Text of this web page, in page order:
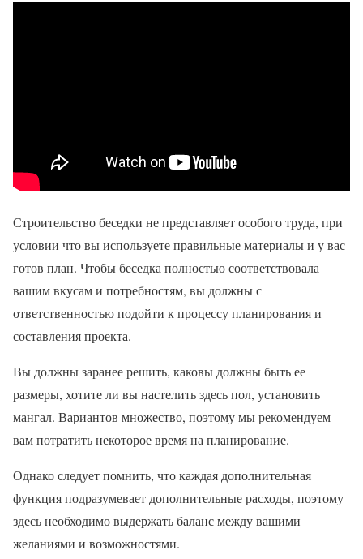
Строительство беседки не представляет особого труда, при
условии что вы используете правильные материалы и у вас
готов план. Чтобы беседка полностью соответствовала
вашим вкусам и потребностям, вы должны с
ответственностью подойти к процессу планирования и
составления проекта.
Вы должны заранее решить, каковы должны быть ее
размеры, хотите ли вы настелить здесь пол, установить
мангал. Вариантов множество, поэтому мы рекомендуем
вам потратить некоторое время на планирование.
Однако следует помнить, что каждая дополнительная
функция подразумевает дополнительные расходы, поэтому
здесь необходимо выдержать баланс между вашими
желаниями и возможностями.